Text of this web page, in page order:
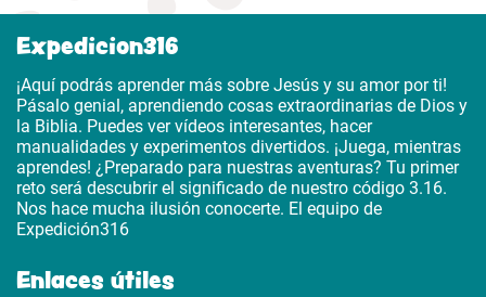
Expedicion316
¡Aquí podrás aprender más sobre Jesús y su amor por ti!
Pásalo genial, aprendiendo cosas extraordinarias de Dios y
la Biblia. Puedes ver vídeos interesantes, hacer
manualidades y experimentos divertidos. ¡Juega, mientras
aprendes! ¿Preparado para nuestras aventuras? Tu primer
reto será descubrir el significado de nuestro código 3.16.
Nos hace mucha ilusión conocerte. El equipo de
Expedición316
Enlaces útiles